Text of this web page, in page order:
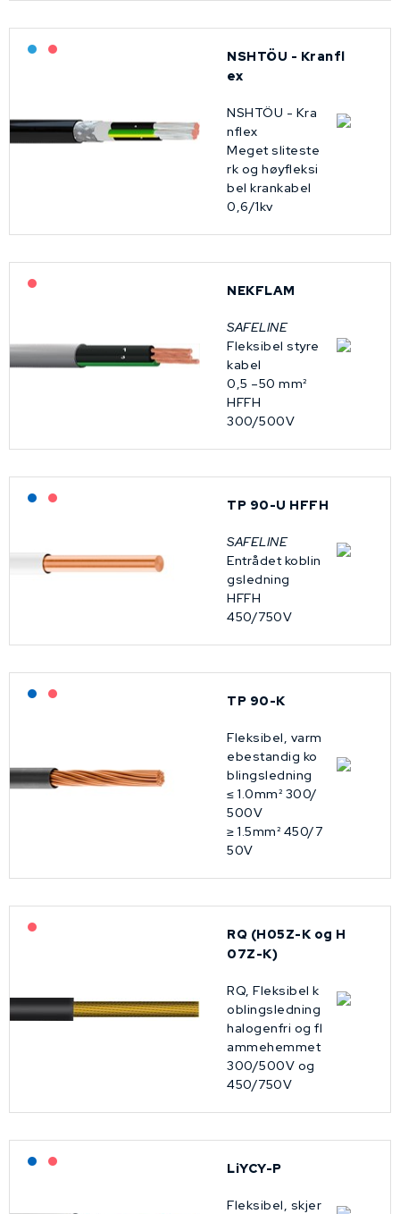
Bestilling: 2-3 uker
NSHTÖU - Kranfl
ex
NSHTÖU - Kra
nflex
Meget sliteste
rk og høyfleksi
bel krankabel
0,6/1kv
NEKFLAM
SAFELINE
Fleksibel styre
kabel
0,5 –50 mm²
HFFH
300/500V
Lagerført: NEK Kabel
TP 90-U HFFH
SAFELINE
Entrådet koblin
gsledning
HFFH
450/750V
Lagerført: NEK Kabel
TP 90-K
Fleksibel, varm
ebestandig ko
blingsledning
≤ 1.0mm² 300/
500V
≥ 1.5mm² 450/7
50V
RQ (H05Z-K og H
07Z-K)
RQ, Fleksibel k
oblingsledning
halogenfri og fl
ammehemmet
300/500V og
450/750V
Lagerført: NEK Kabel
LiYCY-P
Fleksibel, skjer